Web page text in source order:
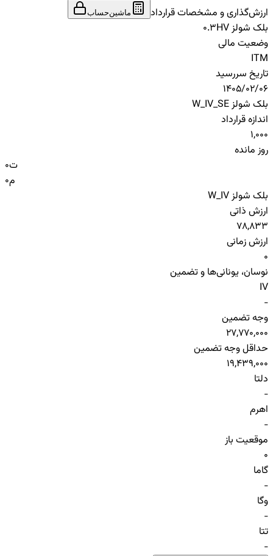
ارزش‌گذاری و مشخصات قرارداد
ماشین‌حساب
بلک شولز HV
0.3
وضعیت مالی
ITM
تاریخ سررسید
1405/02/06
بلک شولز W_IV_SE
اندازه قرارداد
1,000
روز مانده
0ت
0م
بلک شولز W_IV
ارزش ذاتی
78,833
ارزش زمانی
0
نوسان، یونانی‌ها و تضمین
IV
-
وجه تضمین
27,770,000
حداقل وجه تضمین
19,439,000
دلتا
-
اهرم
-
موقعیت باز
0
گاما
-
وگا
-
تتا
-